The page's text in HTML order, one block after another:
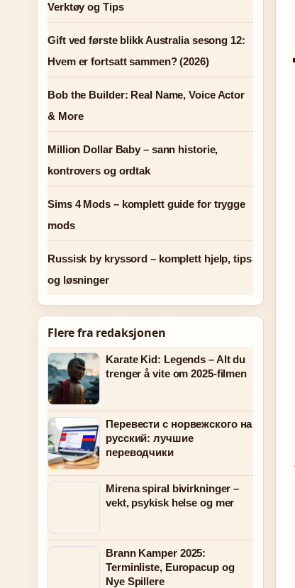
Verktøy og Tips
Gift ved første blikk Australia sesong 12:
Hvem er fortsatt sammen? (2026)
Bob the Builder: Real Name, Voice Actor
& More
Million Dollar Baby – sann historie,
kontrovers og ordtak
Sims 4 Mods – komplett guide for trygge
mods
Russisk by kryssord – komplett hjelp, tips
og løsninger
Flere fra redaksjonen
Karate Kid: Legends – Alt du
trenger å vite om 2025-filmen
Перевести с норвежского на
русский: лучшие
переводчики
Mirena spiral bivirkninger –
vekt, psykisk helse og mer
Brann Kamper 2025:
Terminliste, Europacup og
Nye Spillere